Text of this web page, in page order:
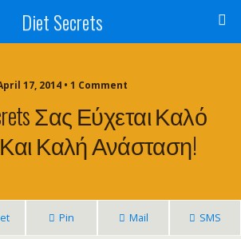
Diet Secrets
17, 2014 • 1 Comment
Σας Εύχεται Καλό
Καλή Ανάσταση!
Pin Mail SMS